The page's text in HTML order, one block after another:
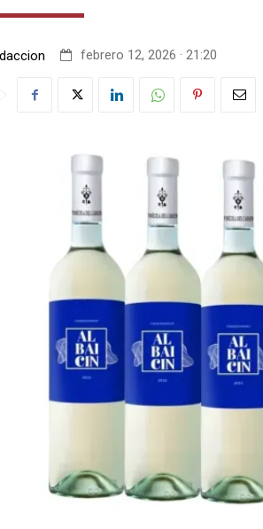
febrero 12, 2026 · 21:20